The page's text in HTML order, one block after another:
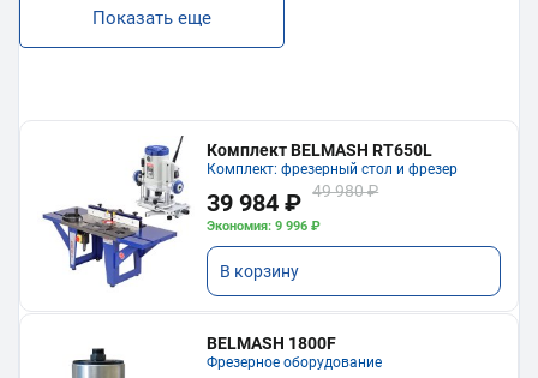
Показать еще
Комплект BELMASH RT650L
Комплект: фрезерный стол и фрезер
39 984 ₽ 49 980 ₽
Экономия: 9 996 ₽
В корзину
BELMASH 1800F
Фрезерное оборудование